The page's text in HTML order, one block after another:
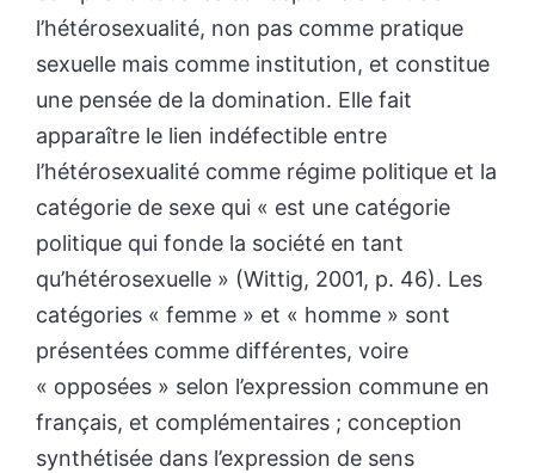
l’hétérosexualité, non pas comme pratique
sexuelle mais comme institution, et constitue
une pensée de la domination. Elle fait
apparaître le lien indéfectible entre
l’hétérosexualité comme régime politique et la
catégorie de sexe qui « est une catégorie
politique qui fonde la société en tant
qu’hétérosexuelle » (Wittig, 2001, p. 46). Les
catégories « femme » et « homme » sont
présentées comme différentes, voire
« opposées » selon l’expression commune en
français, et complémentaires ; conception
synthétisée dans l’expression de sens